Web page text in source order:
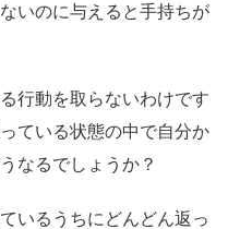
いのに与えると手持ちが
行動を取らないわけです
ている状態の中で自分か
なるでしょうか？
いるうちにどんどん返っ